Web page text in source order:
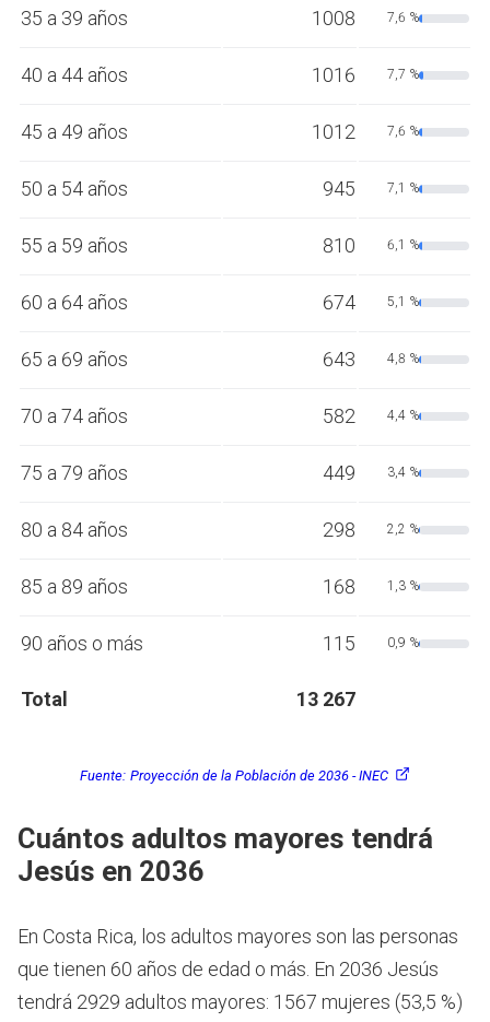
35 a 39 años 1008 7,6 %
40 a 44 años 1016 7,7 %
45 a 49 años 1012 7,6 %
50 a 54 años 945 7,1 %
55 a 59 años 810 6,1 %
60 a 64 años 674 5,1 %
65 a 69 años 643 4,8 %
70 a 74 años 582 4,4 %
75 a 79 años 449 3,4 %
80 a 84 años 298 2,2 %
85 a 89 años 168 1,3 %
90 años o más 115 0,9 %
Total 13 267
Fuente: Proyección de la Población de 2036 - INEC
Cuántos adultos mayores tendrá
Jesús en 2036
En Costa Rica, los adultos mayores son las personas
que tienen 60 años de edad o más. En 2036 Jesús
tendrá 2929 adultos mayores: 1567 mujeres (53,5 %)